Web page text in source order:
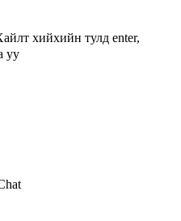
хийхийн тулд enter,
уу